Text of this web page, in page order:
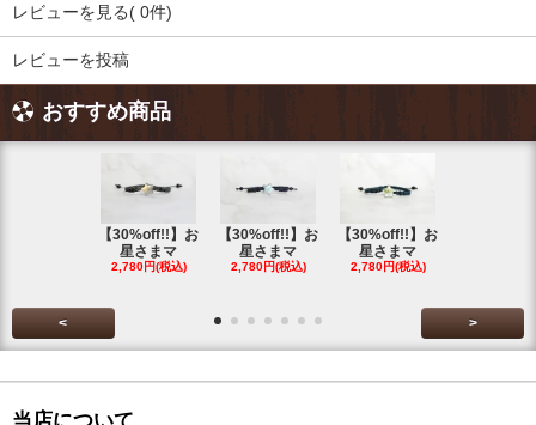
レビューを見る( 0件)
レビューを投稿
おすすめ商品
【30%off!!】お
星さまマ
2,780円(税込)
【30%off!!】お
星さまマ
2,780円(税込)
【30%off!!】お
星さまマ
2,780円(税込)
< >